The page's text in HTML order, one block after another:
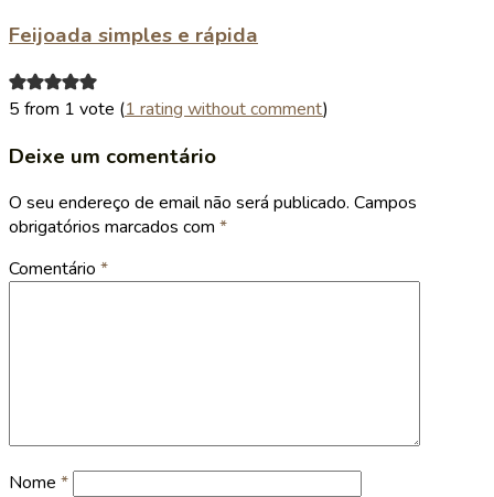
Feijoada simples e rápida
5 from 1 vote (1 rating without comment)
Deixe um comentário
O seu endereço de email não será publicado. Campos
obrigatórios marcados com *
Comentário *
Nome *